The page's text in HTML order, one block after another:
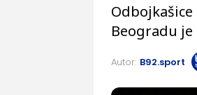
Beogradu
Autor: B92.sport